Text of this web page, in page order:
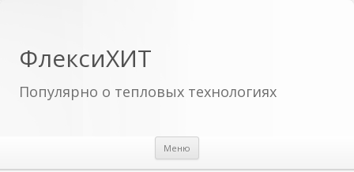
ФлексиХИТ
Популярно о тепловых технологиях
Меню